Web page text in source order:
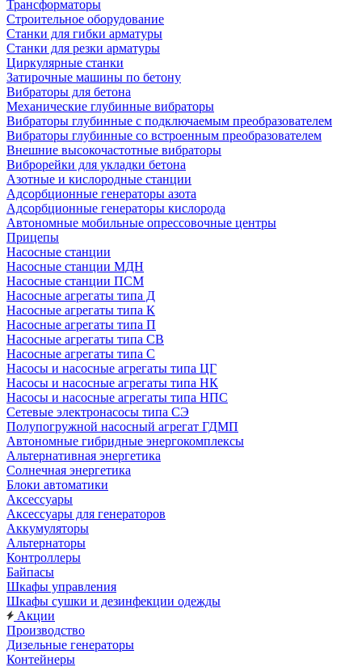
Трансформаторы
Строительное оборудование
Станки для гибки арматуры
Станки для резки арматуры
Циркулярные станки
Затирочные машины по бетону
Вибраторы для бетона
Механические глубинные вибраторы
Вибраторы глубинные с подключаемым преобразователем
Вибраторы глубинные со встроенным преобразователем
Внешние высокочастотные вибраторы
Виброрейки для укладки бетона
Азотные и кислородные станции
Адсорбционные генераторы азота
Адсорбционные генераторы кислорода
Автономные мобильные опрессовочные центры
Прицепы
Насосные станции
Насосные станции МДН
Насосные станции ПСМ
Насосные агрегаты типа Д
Насосные агрегаты типа К
Насосные агрегаты типа П
Насосные агрегаты типа СВ
Насосные агрегаты типа С
Насосы и насосные агрегаты типа ЦГ
Насосы и насосные агрегаты типа НК
Насосы и насосные агрегаты типа НПС
Сетевые электронасосы типа СЭ
Полупогружной насосный агрегат ГДМП
Автономные гибридные энергокомплексы
Альтернативная энергетика
Солнечная энергетика
Блоки автоматики
Аксессуары
Аксессуары для генераторов
Аккумуляторы
Альтернаторы
Контроллеры
Байпасы
Шкафы управления
Шкафы сушки и дезинфекции одежды
Акции
Производство
Дизельные генераторы
Контейнеры